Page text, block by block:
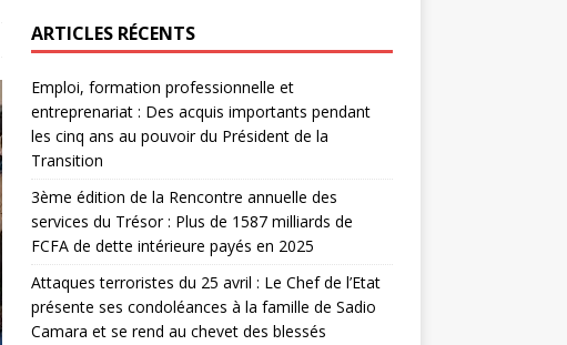
ARTICLES RÉCENTS
Emploi, formation professionnelle et
entreprenariat : Des acquis importants pendant
les cinq ans au pouvoir du Président de la
Transition
3ème édition de la Rencontre annuelle des
services du Trésor : Plus de 1587 milliards de
FCFA de dette intérieure payés en 2025
Attaques terroristes du 25 avril : Le Chef de l’Etat
présente ses condoléances à la famille de Sadio
Camara et se rend au chevet des blessés